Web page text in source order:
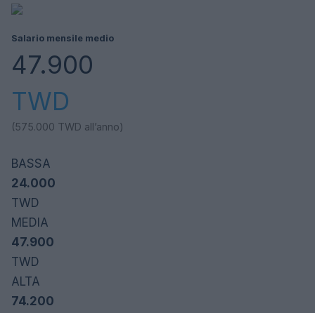
Salario mensile medio
47.900
TWD
(575.000 TWD all’anno)
BASSA
24.000
TWD
MEDIA
47.900
TWD
ALTA
74.200